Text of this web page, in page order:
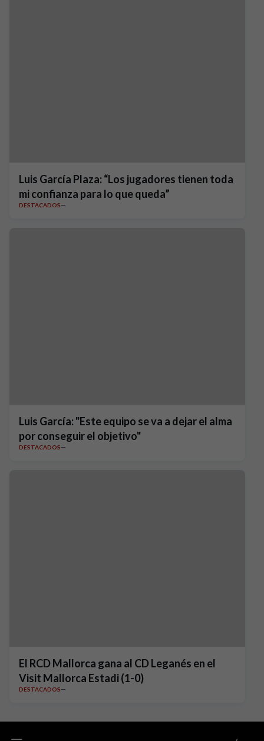
Luis García Plaza: “Los jugadores tienen toda
mi confianza para lo que queda”
DESTACADOS
Luis García: "Este equipo se va a dejar el alma
por conseguir el objetivo"
DESTACADOS
El RCD Mallorca gana al CD Leganés en el
Visit Mallorca Estadi (1-0)
DESTACADOS